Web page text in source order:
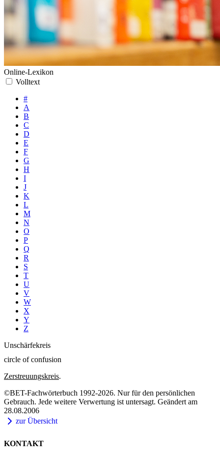
Online-Lexikon
Volltext
#
A
B
C
D
E
F
G
H
I
J
K
L
M
N
O
P
Q
R
S
T
U
V
W
X
Y
Z
Unschärfekreis
circle of confusion
Zerstreuungskreis.
©BET-Fachwörterbuch 1992-2026. Nur für den persönlichen
Gebrauch. Jede weitere Verwertung ist untersagt. Geändert am
28.08.2006
zur Übersicht
KONTAKT